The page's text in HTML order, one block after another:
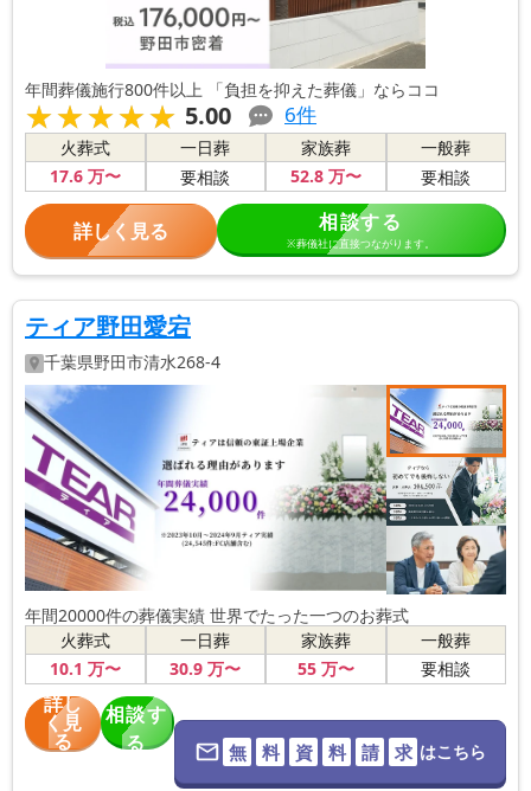
年間葬儀施行800件以上 「負担を抑えた葬儀」ならココ
★★★★★
★★★★★ 5.00 6件
火葬式
17.6万〜
一日葬
要相談
家族葬
52.8万〜
一般葬
要相談
詳しく見る 相談する
※葬儀社に直接つながります。
ティア野田愛宕
千葉県野田市清水268-4
年間20000件の葬儀実績 世界でたった一つのお葬式
火葬式
10.1 万〜
一日葬
30.9 万〜
家族葬
55万〜
一般葬
要相談
詳し
く見
る
相談す
る
無 料 資 料 請 求 はこちら